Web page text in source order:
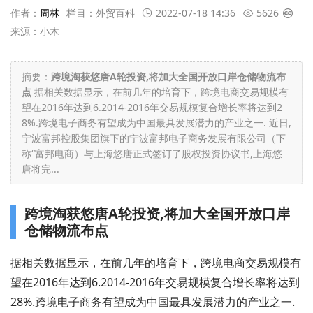
作者： 周林 栏目： 外贸百科 2022-07-18 14:36
5626
来源：小木
摘要： 跨境淘获悠唐A轮投资,将加大全国开放口岸仓储物流布
点 据相关数据显示，在前几年的培育下，跨境电商交易规模有
望在2016年达到6.2014-2016年交易规模复合增长率将达到2
8%.跨境电子商务有望成为中国最具发展潜力的产业之一. 近日,
宁波富邦控股集团旗下的宁波富邦电子商务发展有限公司（下
称“富邦电商）与上海悠唐正式签订了股权投资协议书,上海悠
唐将完...
跨境淘获悠唐A轮投资,将加大全国开放口岸
仓储物流布点
据相关数据显示，在前几年的培育下，跨境电商交易规模有
望在2016年达到6.2014-2016年交易规模复合增长率将达到
28%.跨境电子商务有望成为中国最具发展潜力的产业之一.